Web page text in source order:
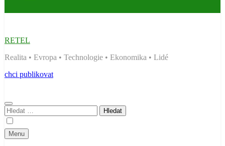
RETEL
Realita • Evropa • Technologie • Ekonomika • Lidé
chci publikovat
Vyhledávání
Menu